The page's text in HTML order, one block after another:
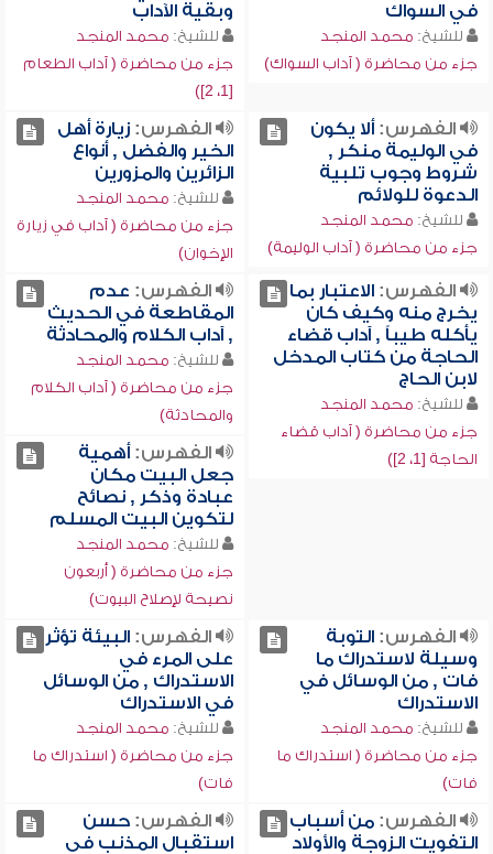
في السواك
للشيخ: محمد المنجد
جزء من محاضرة ( آداب السواك)
وبقية الآداب
للشيخ: محمد المنجد
جزء من محاضرة ( آداب الطعام
[1، 2])
الفهرس:ألا يكون
في الوليمة منكر ,
شروط وجوب تلبية
الدعوة للولائم
للشيخ: محمد المنجد
جزء من محاضرة ( آداب الوليمة)
الفهرس:زيارة أهل
الخير والفضل , أنواع
الزائرين والمزورين
للشيخ: محمد المنجد
جزء من محاضرة ( آداب في زيارة
الإخوان)
الفهرس:الاعتبار بما
يخرج منه وكيف كان
يأكله طيباً , آداب قضاء
الحاجة من كتاب المدخل
لابن الحاج
للشيخ: محمد المنجد
جزء من محاضرة ( آداب قضاء
الحاجة [1، 2])
الفهرس: عدم
المقاطعة في الحديث
, آداب الكلام والمحادثة
للشيخ: محمد المنجد
جزء من محاضرة ( آداب الكلام
والمحادثة)
الفهرس:أهمية
جعل البيت مكان
عبادة وذكر , نصائح
لتكوين البيت المسلم
للشيخ: محمد المنجد
جزء من محاضرة ( أربعون
نصيحة لإصلاح البيوت)
الفهرس:التوبة
وسيلة لاستدراك ما
فات , من الوسائل في
الاستدراك
للشيخ: محمد المنجد
جزء من محاضرة ( استدراك ما
فات)
الفهرس:البيئة تؤثر
على المرء في
الاستدراك , من الوسائل
في الاستدراك
للشيخ: محمد المنجد
جزء من محاضرة ( استدراك ما
فات)
الفهرس:من أسباب
التفويت الزوجة والأولاد
الفهرس:حسن
استقبال المذنب في